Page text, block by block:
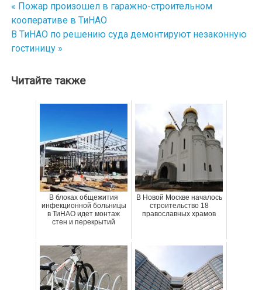
Навигация
по
записям
« Пожар произошел в гаражно-строительном
кооперативе в ТиНАО
В ТиНАО по решению суда демонтируют незаконную
гостиницу »
Читайте также
В блоках общежития
инфекционной больницы
в ТиНАО идет монтаж
стен и перекрытий
В Новой Москве началось
строительство 18
православных храмов